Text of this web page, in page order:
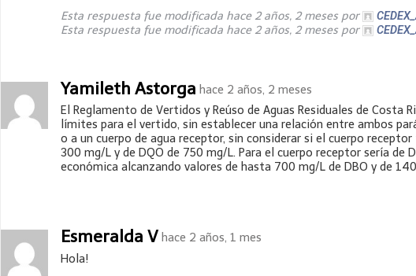
Esta respuesta fue modificada hace 2 años, 2 meses por
Esta respuesta fue modificada hace 2 años, 2 meses por
Yamileth Astorga hace 2 años, 2 meses
El Reglamento de Vertidos y Reúso de Aguas Residuales de
límites para el vertido, sin establecer una relación entre ambos
o a un cuerpo de agua receptor, sin considerar si el cuerpo
300 mg/L y de DQO de 750 mg/L. Para el cuerpo receptor sería de
económica alcanzando valores de hasta 700 mg/L de DBO y de
Esmeralda V hace 2 años, 1 mes
Hola!